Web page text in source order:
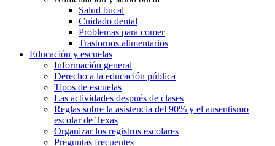
Salud bucal
Cuidado dental
Problemas para comer
Trastornos alimentarios
Educación y escuelas
Información general
Derecho a la educación pública
Tipos de escuelas
Las actividades después de clases
Reglas sobre la asistencia del 90% y el ausentismo
escolar de Texas
Organizar los registros escolares
Preguntas frecuentes